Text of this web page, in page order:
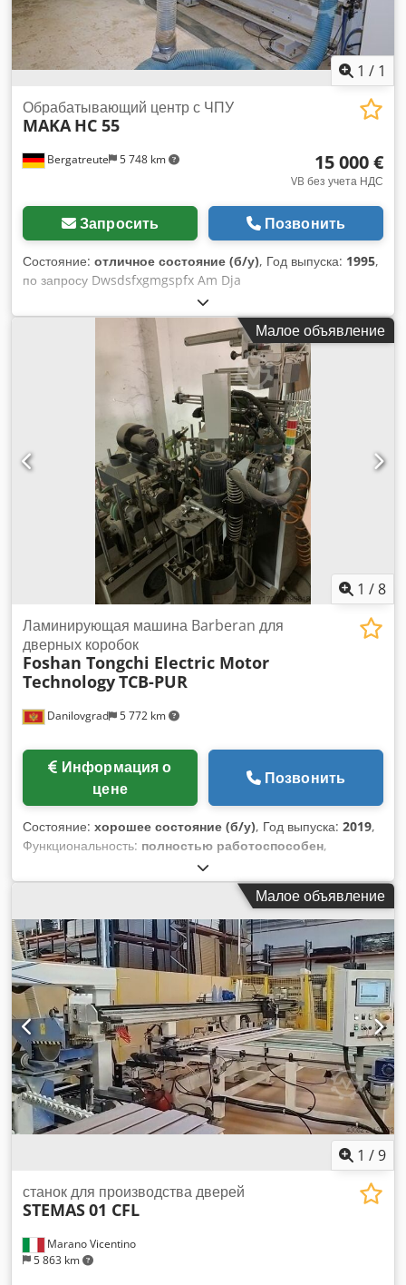
1 / 1
Bergatreute 5 748 km
Обрабатывающий центр с ЧПУ
MAKA HC 55
15 000 €
VB без учета НДС
Запросить Позвонить
Состояние: отличное состояние (б/у), Год выпуска: 1995,
по запросу Dwsdsfxgmgspfx Am Dja
Малое объявление
1 /8
Danilovgrad 5 772 km
Ламинирующая машина Barberan для
дверных коробок
Foshan Tongchi Electric Motor
TechnologyTCB-PUR
цене
Позвонить
Состояние: хорошее состояние (б/у), Год выпуска: 2019,
Функциональность: полностью работоспособен,
Ламинирующий станок Barberan для дверных коробок
Dwodpfx Amey Aibce Dsa
Малое объявление
1 /9
Marano Vicentino
5 863 km
станок для производства дверей
STEMAS01 CFL